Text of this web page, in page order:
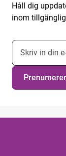
Håll dig
inom
E-postadress